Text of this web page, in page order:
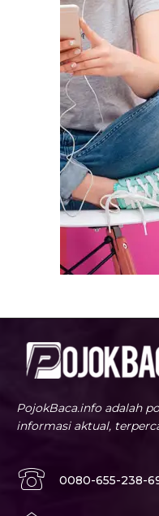
PojokBaca.info adalah
informasi aktual,
0080-655-238-